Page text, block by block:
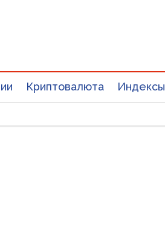
Криптовалюта Индексы